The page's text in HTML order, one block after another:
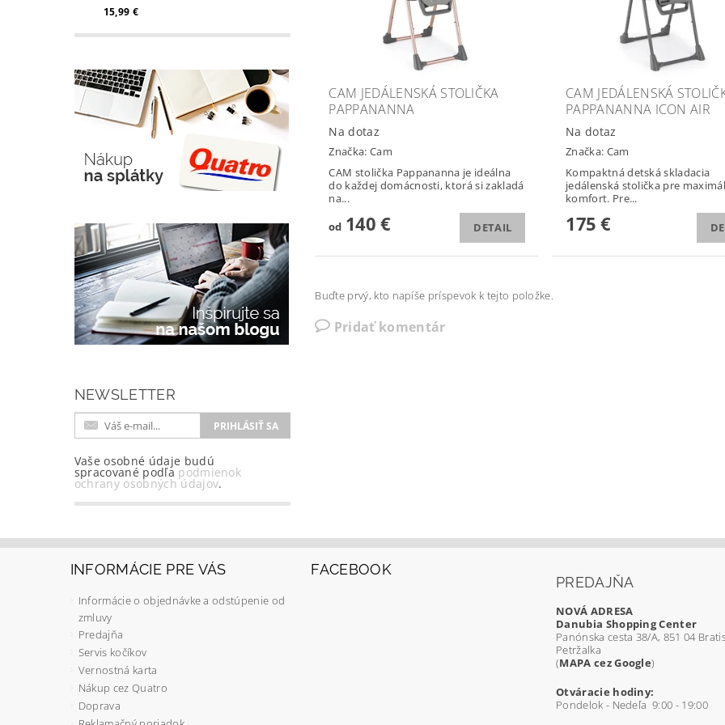
15,99 €
NEWSLETTER
Vaše osobné údaje budú
spracované podľa podmienok
ochrany osobných údajov.
CAM JEDÁLENSKÁ STOLIČKA
PAPPANANNA
Na dotaz
Značka: Cam
CAM stolička Pappananna je ideálna
do každej domácnosti, ktorá si zakladá
na...
od140 € DETAIL
CAM JEDÁLENSKÁ
PAPPANANNA ICON AIR
Na dotaz
Značka: Cam
Kompaktná detská skladacia
jedálenská stolička pre
komfort. Pre...
175 €
Buďte prvý, kto napíše príspevok k tejto položke.
Pridať komentár
INFORMÁCIE PRE VÁS
Informácie o objednávke a odstúpenie od
zmluvy
Predajňa
Servis kočíkov
Vernostná karta
Nákup cez Quatro
Doprava
FACEBOOK
PREDAJŇA
NOVÁ ADRESA
Danubia Shopping Center
Panónska cesta 38/A, 851 04
Petržalka
(MAPA cez Google)
Otváracie hodiny:
Pondelok - Nedeľa 9:00 - 19:00